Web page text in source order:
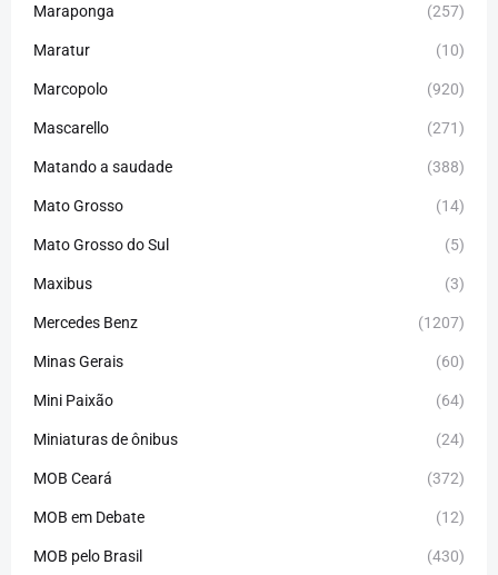
Maraponga (257)
Maratur (10)
Marcopolo (920)
Mascarello (271)
Matando a saudade (388)
Mato Grosso (14)
Mato Grosso do Sul (5)
Maxibus (3)
Mercedes Benz (1207)
Minas Gerais (60)
Mini Paixão (64)
Miniaturas de ônibus (24)
MOB Ceará (372)
MOB em Debate (12)
MOB pelo Brasil (430)